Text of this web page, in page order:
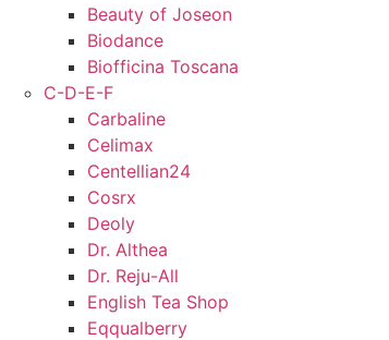
Beauty of Joseon
Biodance
Biofficina Toscana
C-D-E-F
Carbaline
Celimax
Centellian24
Cosrx
Deoly
Dr. Althea
Dr. Reju-All
English Tea Shop
Eqqualberry